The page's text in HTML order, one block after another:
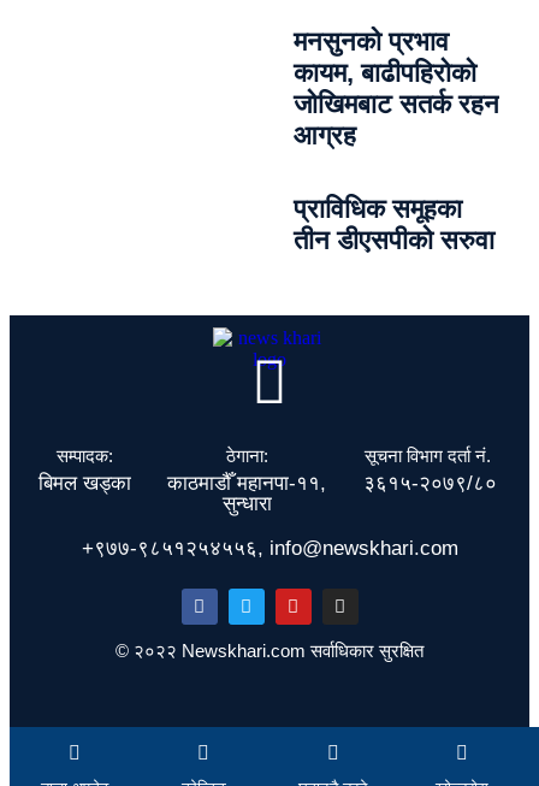
मनसुनको प्रभाव
कायम, बाढीपहिरोको
जोखिमबाट सतर्क रहन
आग्रह
प्राविधिक समूहका
तीन डीएसपीको सरुवा
सम्पादक:
बिमल खड्का
ठेगाना:
काठमाडौँ महानपा-११,
सुन्धारा
सूचना विभाग दर्ता नं.
३६१५-२०७९/८०
+९७७-९८५१२५४५५६, info@newskhari.com
© २०२२ Newskhari.com सर्वाधिकार सुरक्षित